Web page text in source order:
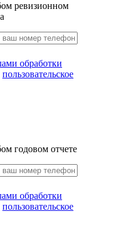
ревизионном
обработки
пользовательское
годовом отчете
обработки
пользовательское